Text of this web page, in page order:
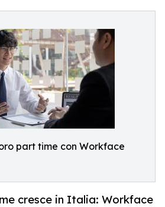
part time con Workface
cresce in Italia: Workface